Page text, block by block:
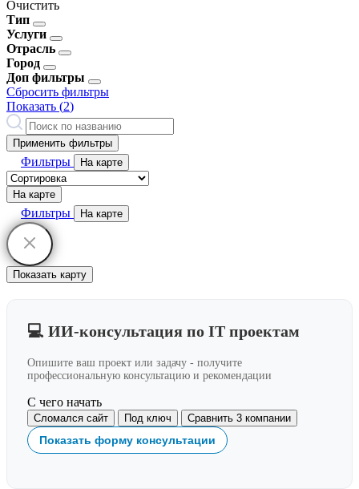
Очистить
Тип
Услуги
Отрасль
Город
Доп фильтры
Сбросить фильтры
Показать (2)
Применить фильтры
Фильтры На карте
На карте
Фильтры На карте
Показать карту
💻 ИИ-консультация по IT проектам
Опишите ваш проект или задачу - получите
профессиональную консультацию и рекомендации
С чего начать
Сломался сайт Под ключ Сравнить 3 компании
Показать форму консультации